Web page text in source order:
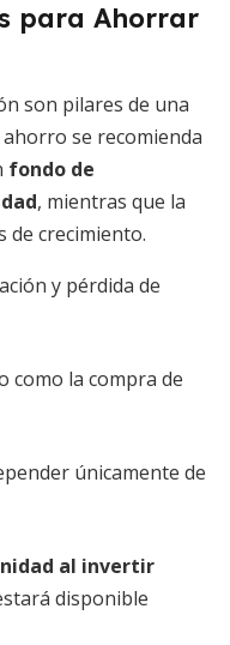
para Ahorrar
son pilares de una
se recomienda
fondo de
, mientras que la
crecimiento.
y pérdida de
como la compra de
únicamente de
al invertir
disponible